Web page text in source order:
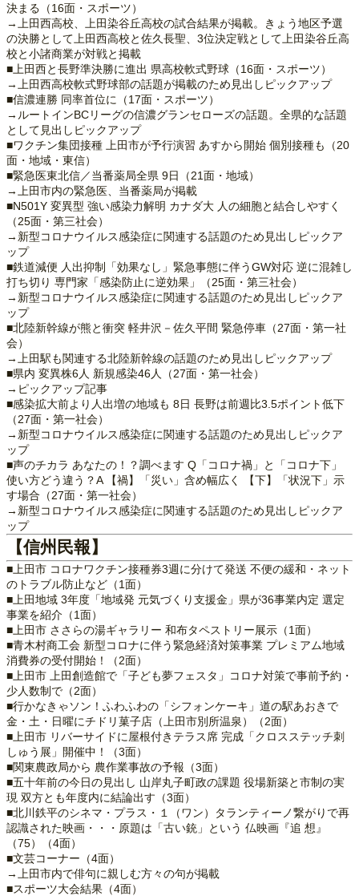
決まる（16面・スポーツ）
→上田西高校、上田染谷丘高校の試合結果が掲載。きょう地区予選
の決勝として上田西高校と佐久長聖、3位決定戦として上田染谷丘高
校と小諸商業が対戦と掲載
■上田西と長野準決勝に進出 県高校軟式野球（16面・スポーツ）
→上田西高校軟式野球部の話題が掲載のため見出しピックアップ
■信濃連勝 同率首位に（17面・スポーツ）
→ルートインBCリーグの信濃グランセローズの話題。全県的な話題
として見出しピックアップ
■ワクチン集団接種 上田市が予行演習 あすから開始 個別接種も（20
面・地域・東信）
■緊急医東北信／当番薬局全県 9日（21面・地域）
→上田市内の緊急医、当番薬局が掲載
■N501Y 変異型 強い感染力解明 カナダ大 人の細胞と結合しやすく
（25面・第三社会）
→新型コロナウイルス感染症に関連する話題のため見出しピックア
ップ
■鉄道減便 人出抑制「効果なし」緊急事態に伴うGW対応 逆に混雑し
打ち切り 専門家「感染防止に逆効果」（25面・第三社会）
→新型コロナウイルス感染症に関連する話題のため見出しピックア
ップ
■北陸新幹線が熊と衝突 軽井沢－佐久平間 緊急停車（27面・第一社
会）
→上田駅も関連する北陸新幹線の話題のため見出しピックアップ
■県内 変異株6人 新規感染46人（27面・第一社会）
→ピックアップ記事
■感染拡大前より人出増の地域も 8日 長野は前週比3.5ポイント低下
（27面・第一社会）
→新型コロナウイルス感染症に関連する話題のため見出しピックア
ップ
■声のチカラ あなたの！？調べます Q「コロナ禍」と「コロナ下」
使い方どう違う？A 【禍】「災い」含め幅広く 【下】「状況下」示
す場合（27面・第一社会）
→新型コロナウイルス感染症に関連する話題のため見出しピックア
ップ
【信州民報】
■上田市 コロナワクチン接種券3週に分けて発送 不便の緩和・ネット
のトラブル防止など（1面）
■上田地域 3年度「地域発 元気づくり支援金」県が36事業内定 選定
事業を紹介（1面）
■上田市 ささらの湯ギャラリー 和布タペストリー展示（1面）
■青木村商工会 新型コロナに伴う緊急経済対策事業 プレミアム地域
消費券の受付開始！（2面）
■上田市 上田創造館で「子ども夢フェスタ」コロナ対策で事前予約・
少人数制で（2面）
■行かなきゃソン！ふわふわの「シフォンケーキ」道の駅あおきで
金・土・日曜にチドリ菓子店（上田市別所温泉）（2面）
■上田市 リバーサイドに屋根付きテラス席 完成「クロスステッチ刺
しゅう展」開催中！（3面）
■関東農政局から 農作業事故の予報（3面）
■五十年前の今日の見出し 山岸丸子町政の課題 役場新築と市制の実
現 双方とも年度内に結論出す（3面）
■北川鉄平のシネマ・プラス・１（ワン）タランティーノ繋がりで再
認識された映画・・・原題は「古い銃」という 仏映画『追 想』
（75）（4面）
■文芸コーナー（4面）
→上田市内で俳句に親しむ方々の句が掲載
■スポーツ大会結果（4面）